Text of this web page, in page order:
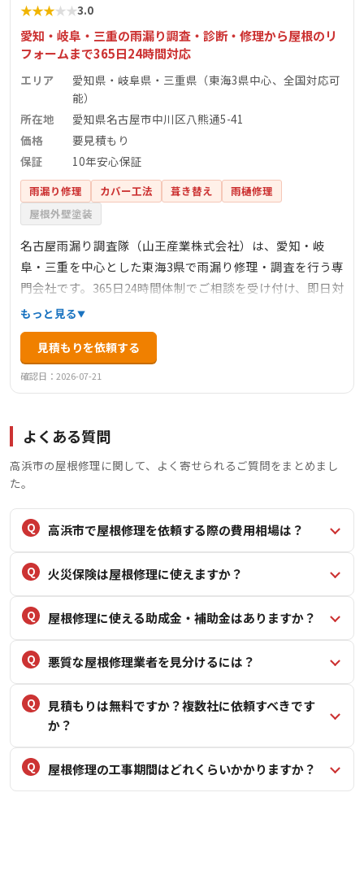
★★★★★3.0
愛知・岐阜・三重の雨漏り調査・診断・修理から屋根のリ
フォームまで365日24時間対応
エリア
愛知県・岐阜県・三重県（東海3県中心、全国対応可
能）
所在地
愛知県名古屋市中川区八熊通5-41
価格
要見積もり
保証
10年安心保証
雨漏り修理 カバー工法 葺き替え
雨樋修理
屋根外壁塗装
名古屋雨漏り調査隊（山王産業株式会社）は、愛知・岐
阜・三重を中心とした東海3県で雨漏り修理・調査を行う専
門会社です。365日24時間体制でご相談を受け付け、即日対
応も可能です。急な台風やゲリラ豪雨による突発的な雨漏
りから、どこから漏れているかわからない原因調査まで、
雨漏りのことでお困りの方に幅広く対応いたします。出張
調査・お見積りは無料で実施しており、10年安心保証と1年
に1度の点検でアフターメンテナンスも充実しています。
もっと見る
見積もりを依頼する
確認日：2026-07-21
よくある質問
高浜市の屋根修理に関して、よく寄せられるご質問をまとめまし
た。
高浜市で屋根修理を依頼する際の費用相場は？
火災保険は屋根修理に使えますか？
屋根修理に使える助成金・補助金はありますか？
悪質な屋根修理業者を見分けるには？
見積もりは無料ですか？複数社に依頼すべきです
か？
屋根修理の工事期間はどれくらいかかりますか？